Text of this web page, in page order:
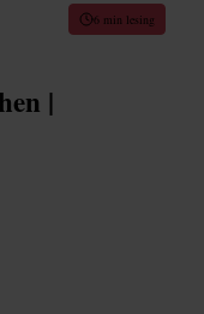
6 min lesing
|